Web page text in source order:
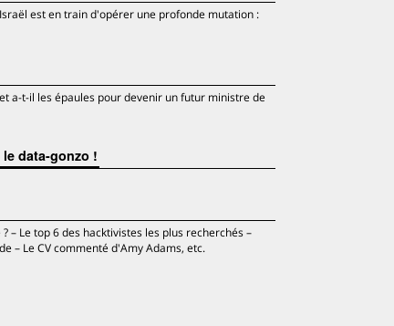
est en train d'opérer une profonde mutation :
a-t-il les épaules pour devenir un futur ministre de
data-gonzo !
– Le top 6 des hacktivistes les plus recherchés –
– Le CV commenté d'Amy Adams, etc.